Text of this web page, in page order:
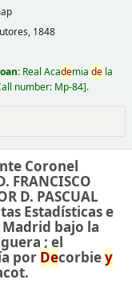
1848
Real Academia dela
number: Mp-84 .
Coronel
FRANCISCO
D. PASCUAL
Estadísticas e
bajo la
; el
por Decorbiey